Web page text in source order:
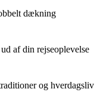
dækning
af din rejseoplevelse
og hverdagsliv